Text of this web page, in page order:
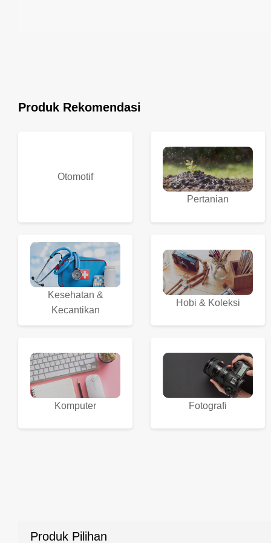
Produk Rekomendasi
Otomotif
Pertanian
Kesehatan &
Kecantikan
Hobi & Koleksi
Komputer Fotografi
Produk Pilihan